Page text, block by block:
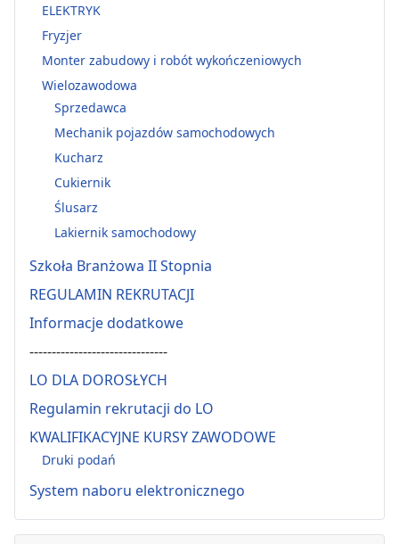
ELEKTRYK
Fryzjer
Monter zabudowy i robót wykończeniowych
Wielozawodowa
Sprzedawca
Mechanik pojazdów samochodowych
Kucharz
Cukiernik
Ślusarz
Lakiernik samochodowy
Szkoła Branżowa II Stopnia
REGULAMIN REKRUTACJI
Informacje dodatkowe
-------------------------------
LO DLA DOROSŁYCH
Regulamin rekrutacji do LO
KWALIFIKACYJNE KURSY ZAWODOWE
Druki podań
System naboru elektronicznego